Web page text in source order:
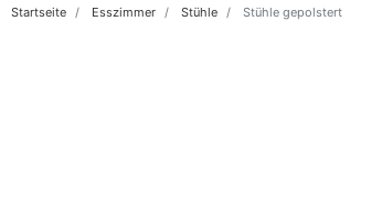
Startseite Esszimmer Stühle Stühle gepolstert